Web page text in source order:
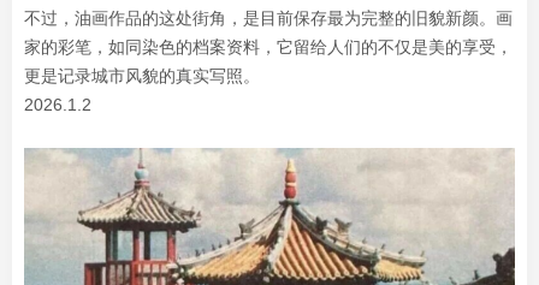
不过，油画作品的这处街角，是目前保存最为完整的旧貌新颜。画
家的彩笔，如同染色的档案资料，它留给人们的不仅是美的享受，
更是记录城市风貌的真实写照。
2026.1.2